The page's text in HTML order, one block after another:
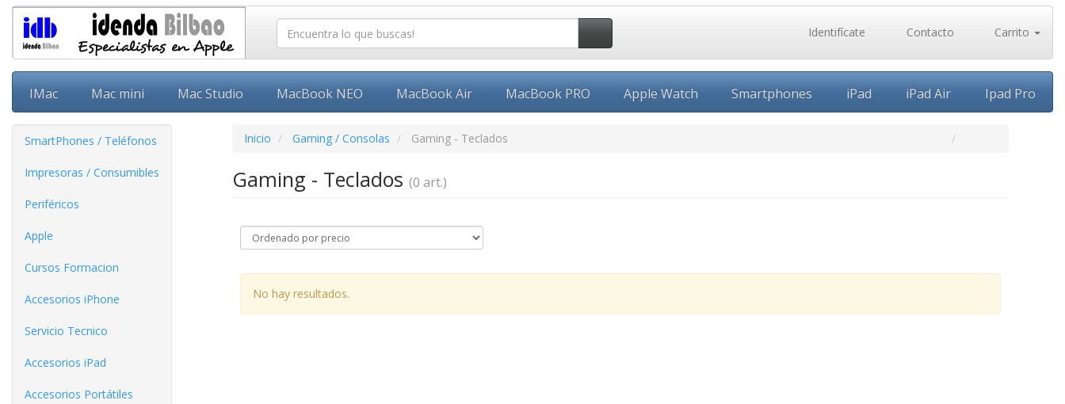
Identifícate Contacto Carrito
IMac Mac mini Mac Studio MacBook NEO MacBook Air MacBook PRO Apple Watch Smartphones iPad iPad Air Ipad Pro
SmartPhones / Teléfonos
Impresoras / Consumibles
Periféricos
Apple
Cursos Formacion
Accesorios iPhone
Servicio Tecnico
Accesorios iPad
Accesorios Portátiles
Inicio Gaming / Consolas Gaming - Teclados
Gaming - Teclados (0 art.)
No hay resultados.